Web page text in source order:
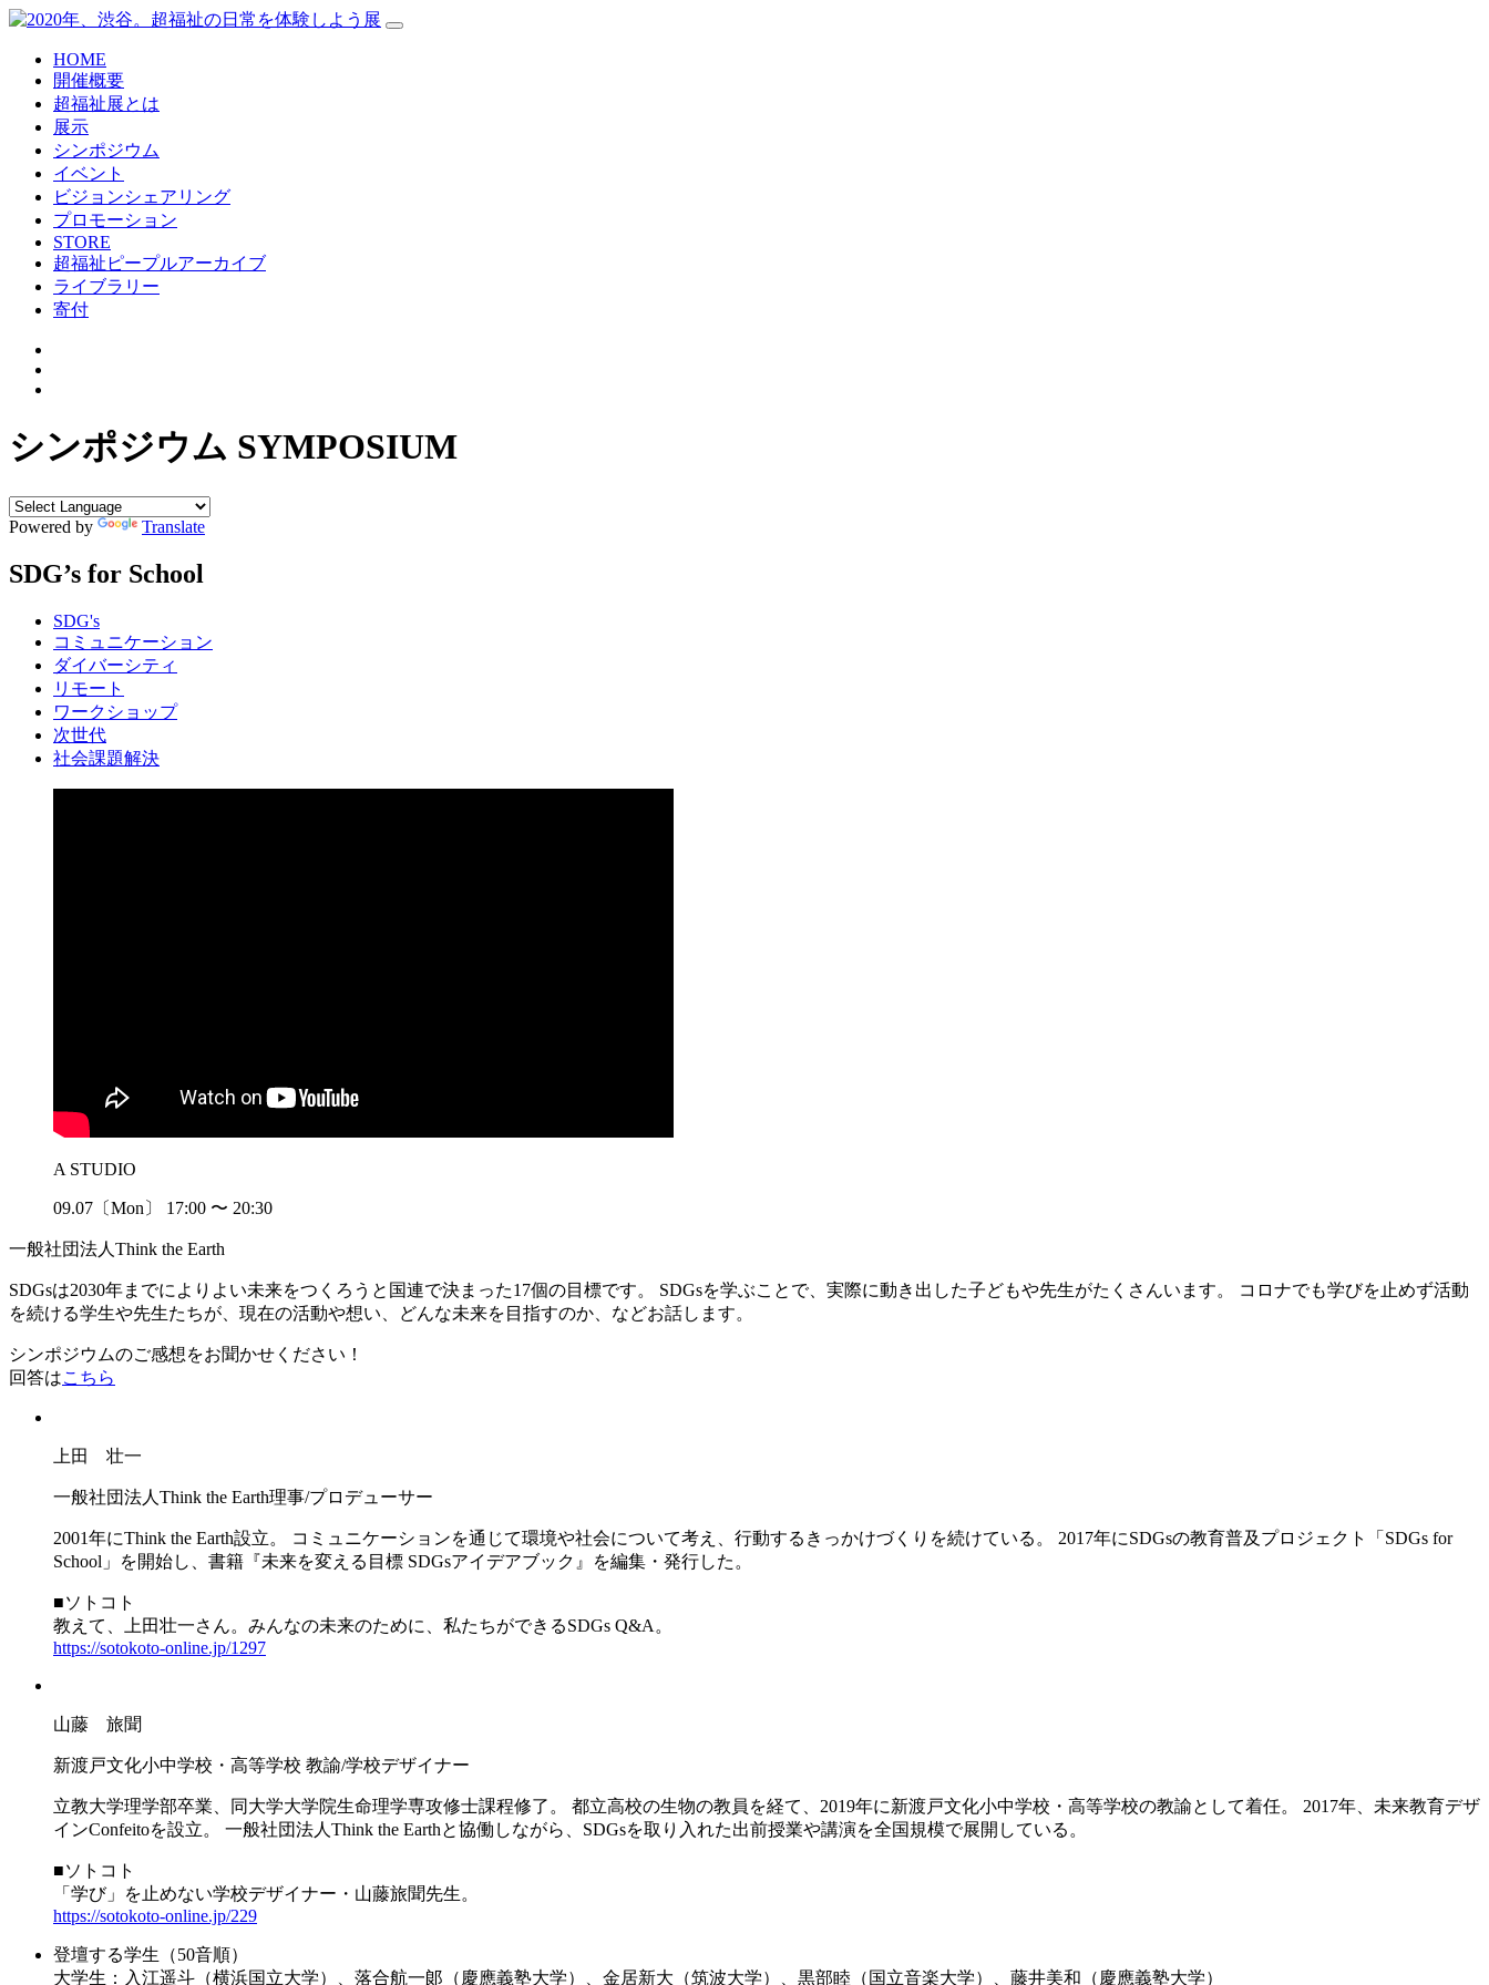
HOME
開催概要
超福祉展とは
展示
シンポジウム
イベント
ビジョンシェアリング
プロモーション
STORE
超福祉ピープルアーカイブ
ライブラリー
寄付
シンポジウム SYMPOSIUM
Powered by Translate
SDG’s for School
SDG's
コミュニケーション
ダイバーシティ
リモート
ワークショップ
次世代
社会課題解決
A STUDIO
09.07〔Mon〕 17:00 〜 20:30
一般社団法人Think the Earth
SDGsは2030年までによりよい未来をつくろうと国連で決まった17個の目標です。 SDGsを学ぶことで、実際に動き出した子どもや先生がたくさんいます。 コロナでも学びを止めず活動
を続ける学生や先生たちが、現在の活動や想い、どんな未来を目指すのか、などお話します。
シンポジウムのご感想をお聞かせください！
回答はこちら
上田 壮一
一般社団法人Think the Earth理事/プロデューサー
2001年にThink the Earth設立。 コミュニケーションを通じて環境や社会について考え、行動するきっかけづくりを続けている。 2017年にSDGsの教育普及プロジェクト「SDGs for
School」を開始し、書籍『未来を変える目標 SDGsアイデアブック』を編集・発行した。
■ソトコト
教えて、上田壮一さん。みんなの未来のために、私たちができるSDGs Q&A。
https://sotokoto-online.jp/1297
山藤 旅聞
新渡戸文化小中学校・高等学校 教諭/学校デザイナー
立教大学理学部卒業、同大学大学院生命理学専攻修士課程修了。 都立高校の生物の教員を経て、2019年に新渡戸文化小中学校・高等学校の教諭として着任。 2017年、未来教育デザ
インConfeitoを設立。 一般社団法人Think the Earthと協働しながら、SDGsを取り入れた出前授業や講演を全国規模で展開している。
■ソトコト
「学び」を止めない学校デザイナー・山藤旅聞先生。
https://sotokoto-online.jp/229
登壇する学生（50音順）
大学生：入江遥斗（横浜国立大学）、落合航一郞（慶應義塾大学）、金居新大（筑波大学）、黒部睦（国立音楽大学）、藤井美和（慶應義塾大学）